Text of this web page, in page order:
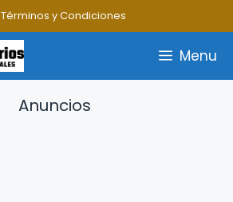
Términos y Condiciones
Menu
Anuncios